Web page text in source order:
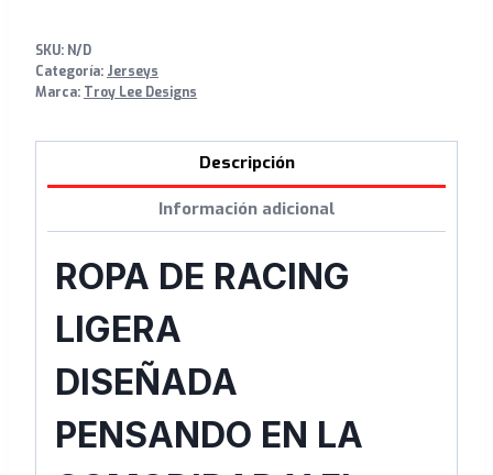
cantidad
SKU: N/D
Categoría: Jerseys
Marca: Troy Lee Designs
Descripción
Información adicional
ROPA DE RACING
LIGERA
DISEÑADA
PENSANDO EN LA